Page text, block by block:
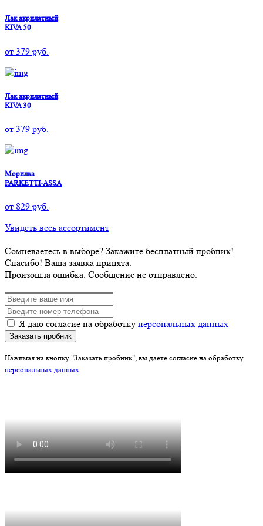
Лак акрилатный
KIVA 50
от 379 руб.
Лак акрилатный
KIVA 30
от 379 руб.
Морилка
PARKETTI-ASSA
от 829 руб.
Увидеть весь ассортимент
Сомневаетесь в выборе? Закажите бесплатный пробник!
Спасибо! Ваша заявка принята.
Произошла ошибка. Сообщение не отправлено.
Я даю согласие на обработку персональных данных
Заказать пробник
Нажимая на кнопку "Заказать пробник", вы даете согласие на обработку
персональных данных